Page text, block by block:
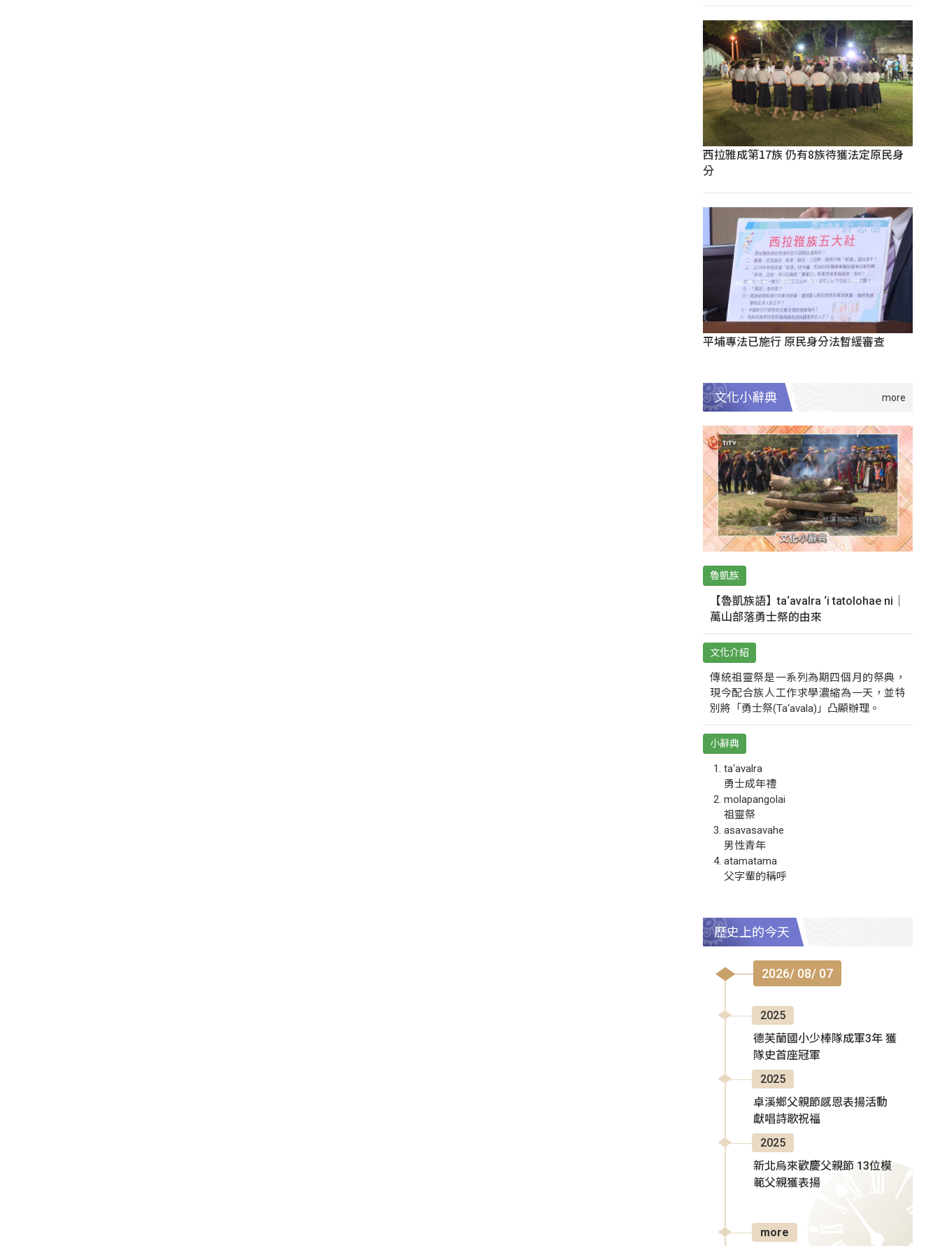
西拉雅成第17族 仍有8族待獲法定原民身
分
平埔專法已施行 原民身分法暫緩審查
文化小辭典
魯凱族
【魯凱族語】ta‘avalra ‘i tatolohae ni｜
萬山部落勇士祭的由來
文化介紹
傳統祖靈祭是一系列為期四個月的祭典，
現今配合族人工作求學濃縮為一天，並特
別將「勇士祭(Ta‘avala)」凸顯辦理。
小辭典
ta‘avalra
勇士成年禮
molapangolai
祖靈祭
asavasavahe
男性青年
atamatama
父字輩的稱呼
歷史上的今天
2026/ 08/ 07
2025
德芙蘭國小少棒隊成軍3年 獲
隊史首座冠軍
2025
卓溪鄉父親節感恩表揚活動
獻唱詩歌祝福
2025
新北烏來歡慶父親節 13位模
範父親獲表揚
more